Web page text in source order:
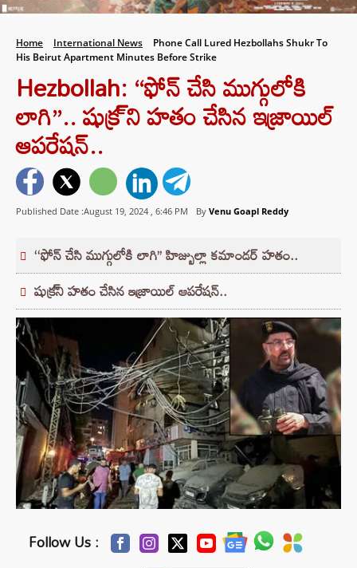
Home International News
Phone Call Lured Hezbollahs Shukr To
His Beirut Apartment Minutes Before Strike
Hezbollah: “ఫోన్ చేసి ముగ్గులోకి
లాగి”.. షుక్ర్‌ ని హతం చేసిన ఇజ్రాయిల్
ఆపరేషన్..
Published Date :August 19, 2024 , 6:46 PM By Venu Goapl Reddy
‘‘ఫోన్ చేసి ముగ్గులోకి లాగి’’ హిజ్బుల్లా కమాండర్ హతం..
షుక్ర్‌ని హతం చేసిన ఇజ్రాయిల్ ఆపరేషన్..
Follow Us :